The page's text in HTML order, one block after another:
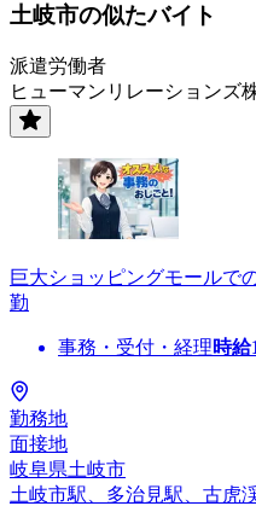
土岐市の似たバイト
派遣労働者
ヒューマンリレーションズ
巨大ショッピングモール
勤
事務・受付・経理時給
勤務地
面接地
岐阜県土岐市
土岐市駅、多治見駅、古虎